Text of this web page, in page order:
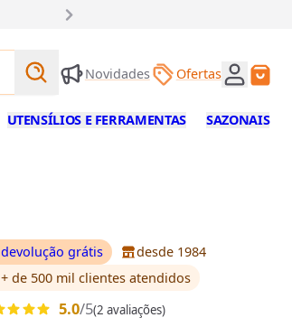
Buscar produtos
Buscar
Novidades Ofertas
UTENSÍLIOS E FERRAMENTAS SAZONAIS
devolução grátis
desde 1984
+ de 500 mil clientes atendidos
5.0/5(2 avaliações)